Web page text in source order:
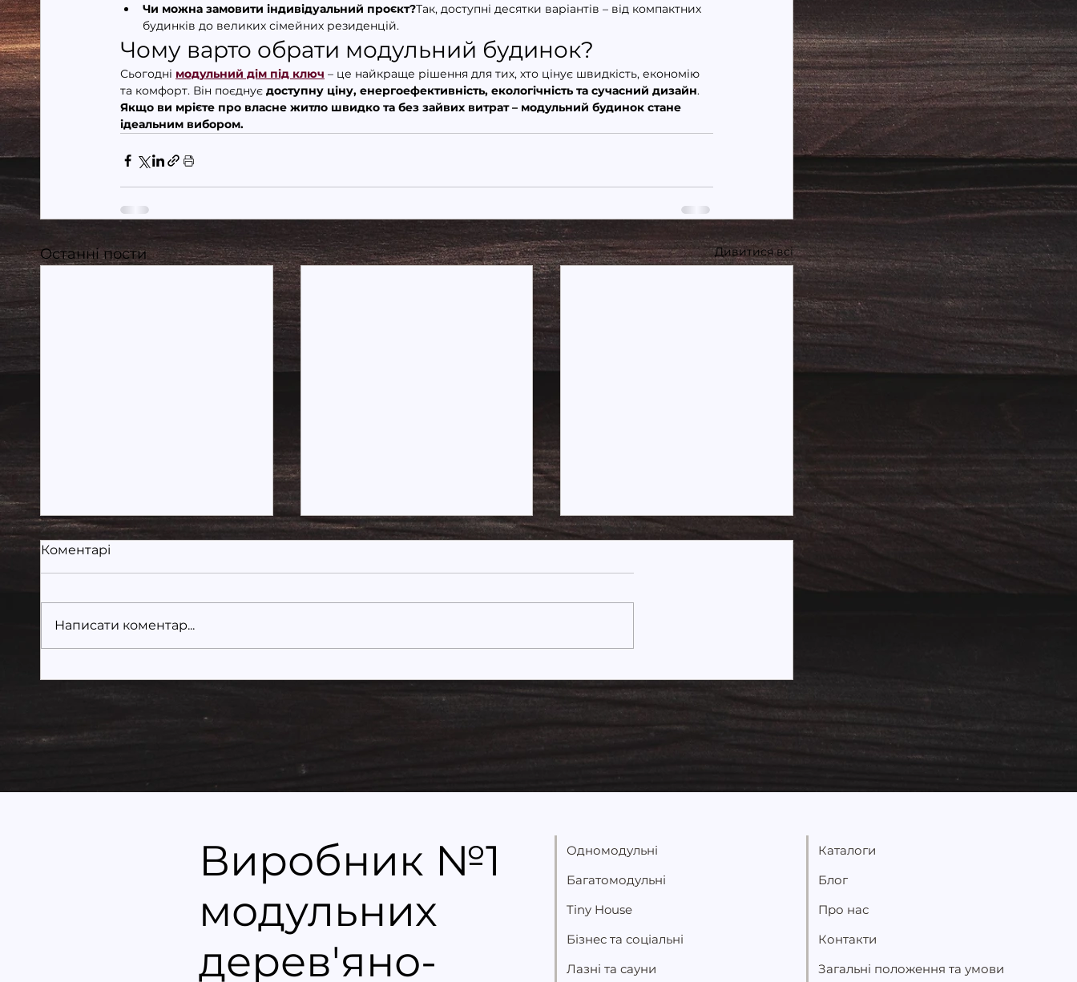
Чи можна замовити індивідуальний проєкт?Так, доступні десятки варіантів – від компактних
будинків до великих сімейних резиденцій.
Чому варто обрати модульний будинок?
Сьогодні модульний дім під ключ – це найкраще рішення для тих, хто цінує швидкість, економію
та комфорт. Він поєднує доступну ціну, енергоефективність, екологічність та сучасний дизайн.
Якщо ви мрієте про власне житло швидко та без зайвих витрат – модульний будинок стане
ідеальним вибором.
Останні пости Дивитися всі
модульні будинки: як
виробника: чому варто
купувати будинок
безпосередньо в
«Українська Мрія»
Коментарі
Написати коментар...
Виробник №1
модульних
дерев'яно-
Одномодульні
Багатомодульні
Tiny House
Бізнес та соціальні
Лазні та сауни
Каталоги
Блог
Про нас
Контакти
Загальні положення та умови